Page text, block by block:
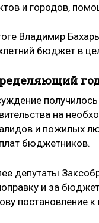
и городов,
Владимир
бюджет в
на
и пожилых
бюджетников.
депутаты
и за
постановление